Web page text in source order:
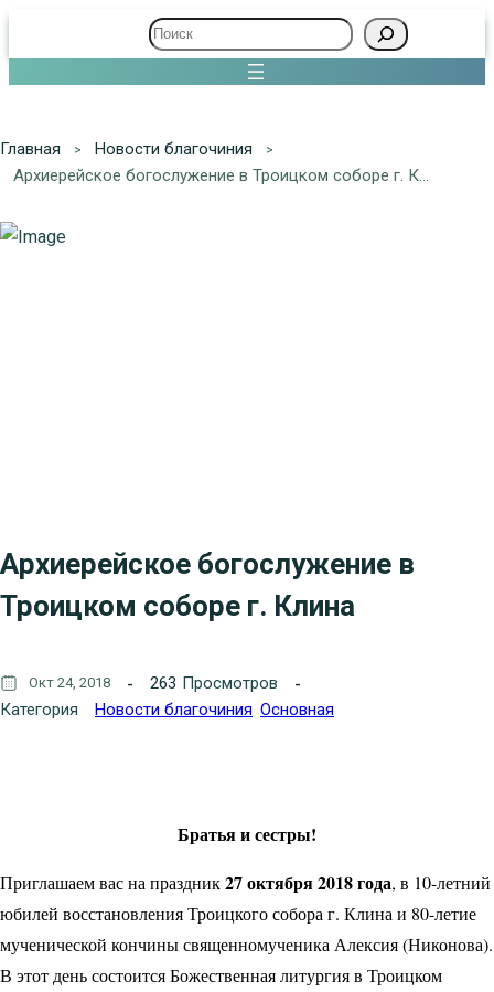
Поиск
Главная
Новости благочиния
Архиерейское богослужение в Троицком соборе г. Клина
Архиерейское богослужение в
Троицком соборе г. Клина
Окт 24, 2018 263 Просмотров
Категория
Новости благочиния Основная
Братья и сестры!
Приглашаем вас на праздник27 октября 2018 года, в 10-летний
юбилей восстановления Троицкого собора г. Клина и 80-летие
мученической кончины священномученика Алексия (Никонова).
В этот день состоится Божественная литургия в Троицком